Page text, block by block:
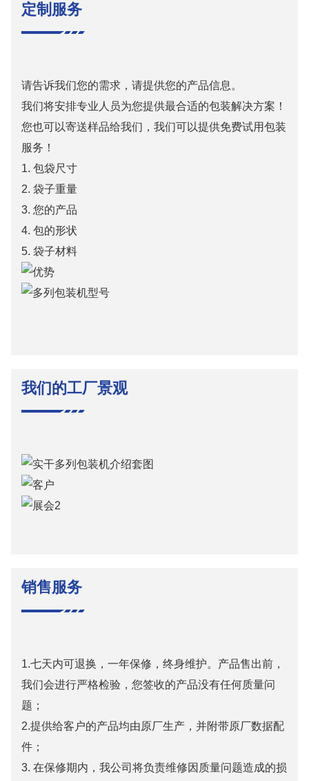
定制服务
请告诉我们您的需求，请提供您的产品信息。
我们将安排专业人员为您提供最合适的包装解决方案！
您也可以寄送样品给我们，我们可以提供免费试用包装
服务！
1. 包袋尺寸
2. 袋子重量
3. 您的产品
4. 包的形状
5. 袋子材料
我们的工厂景观
销售服务
1.七天内可退换，一年保修，终身维护。产品售出前，
我们会进行严格检验，您签收的产品没有任何质量问
题；
2.提供给客户的产品均由原厂生产，并附带原厂数据配
件；
3. 在保修期内，我公司将负责维修因质量问题造成的损